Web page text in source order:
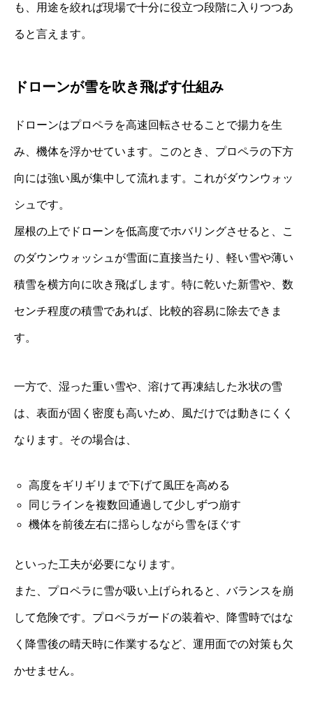
も、用途を絞れば現場で十分に役立つ段階に入りつつあ
ると言えます。
ドローンが雪を吹き飛ばす仕組み
ドローンはプロペラを高速回転させることで揚力を生
み、機体を浮かせています。このとき、プロペラの下方
向には強い風が集中して流れます。これがダウンウォッ
シュです。
屋根の上でドローンを低高度でホバリングさせると、こ
のダウンウォッシュが雪面に直接当たり、軽い雪や薄い
積雪を横方向に吹き飛ばします。特に乾いた新雪や、数
センチ程度の積雪であれば、比較的容易に除去できま
す。
一方で、湿った重い雪や、溶けて再凍結した氷状の雪
は、表面が固く密度も高いため、風だけでは動きにくく
なります。その場合は、
高度をギリギリまで下げて風圧を高める
同じラインを複数回通過して少しずつ崩す
機体を前後左右に揺らしながら雪をほぐす
といった工夫が必要になります。
また、プロペラに雪が吸い上げられると、バランスを崩
して危険です。プロペラガードの装着や、降雪時ではな
く降雪後の晴天時に作業するなど、運用面での対策も欠
かせません。